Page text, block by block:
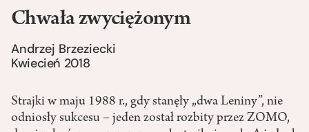
Chwała zwyciężonym
Andrzej Brzeziecki
Kwiecień 2018
Strajki w maju 1988 r., gdy stanęły „dwa Leniny”, nie
odniosły sukcesu – jeden został rozbity przez ZOMO,